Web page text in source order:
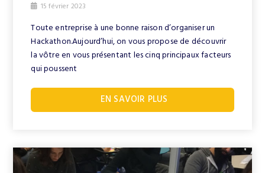
15 février 2023
Toute entreprise à une bonne raison d’organiser un
Hackathon.Aujourd’hui, on vous propose de découvrir
la vôtre en vous présentant les cinq principaux facteurs
qui poussent
EN SAVOIR PLUS